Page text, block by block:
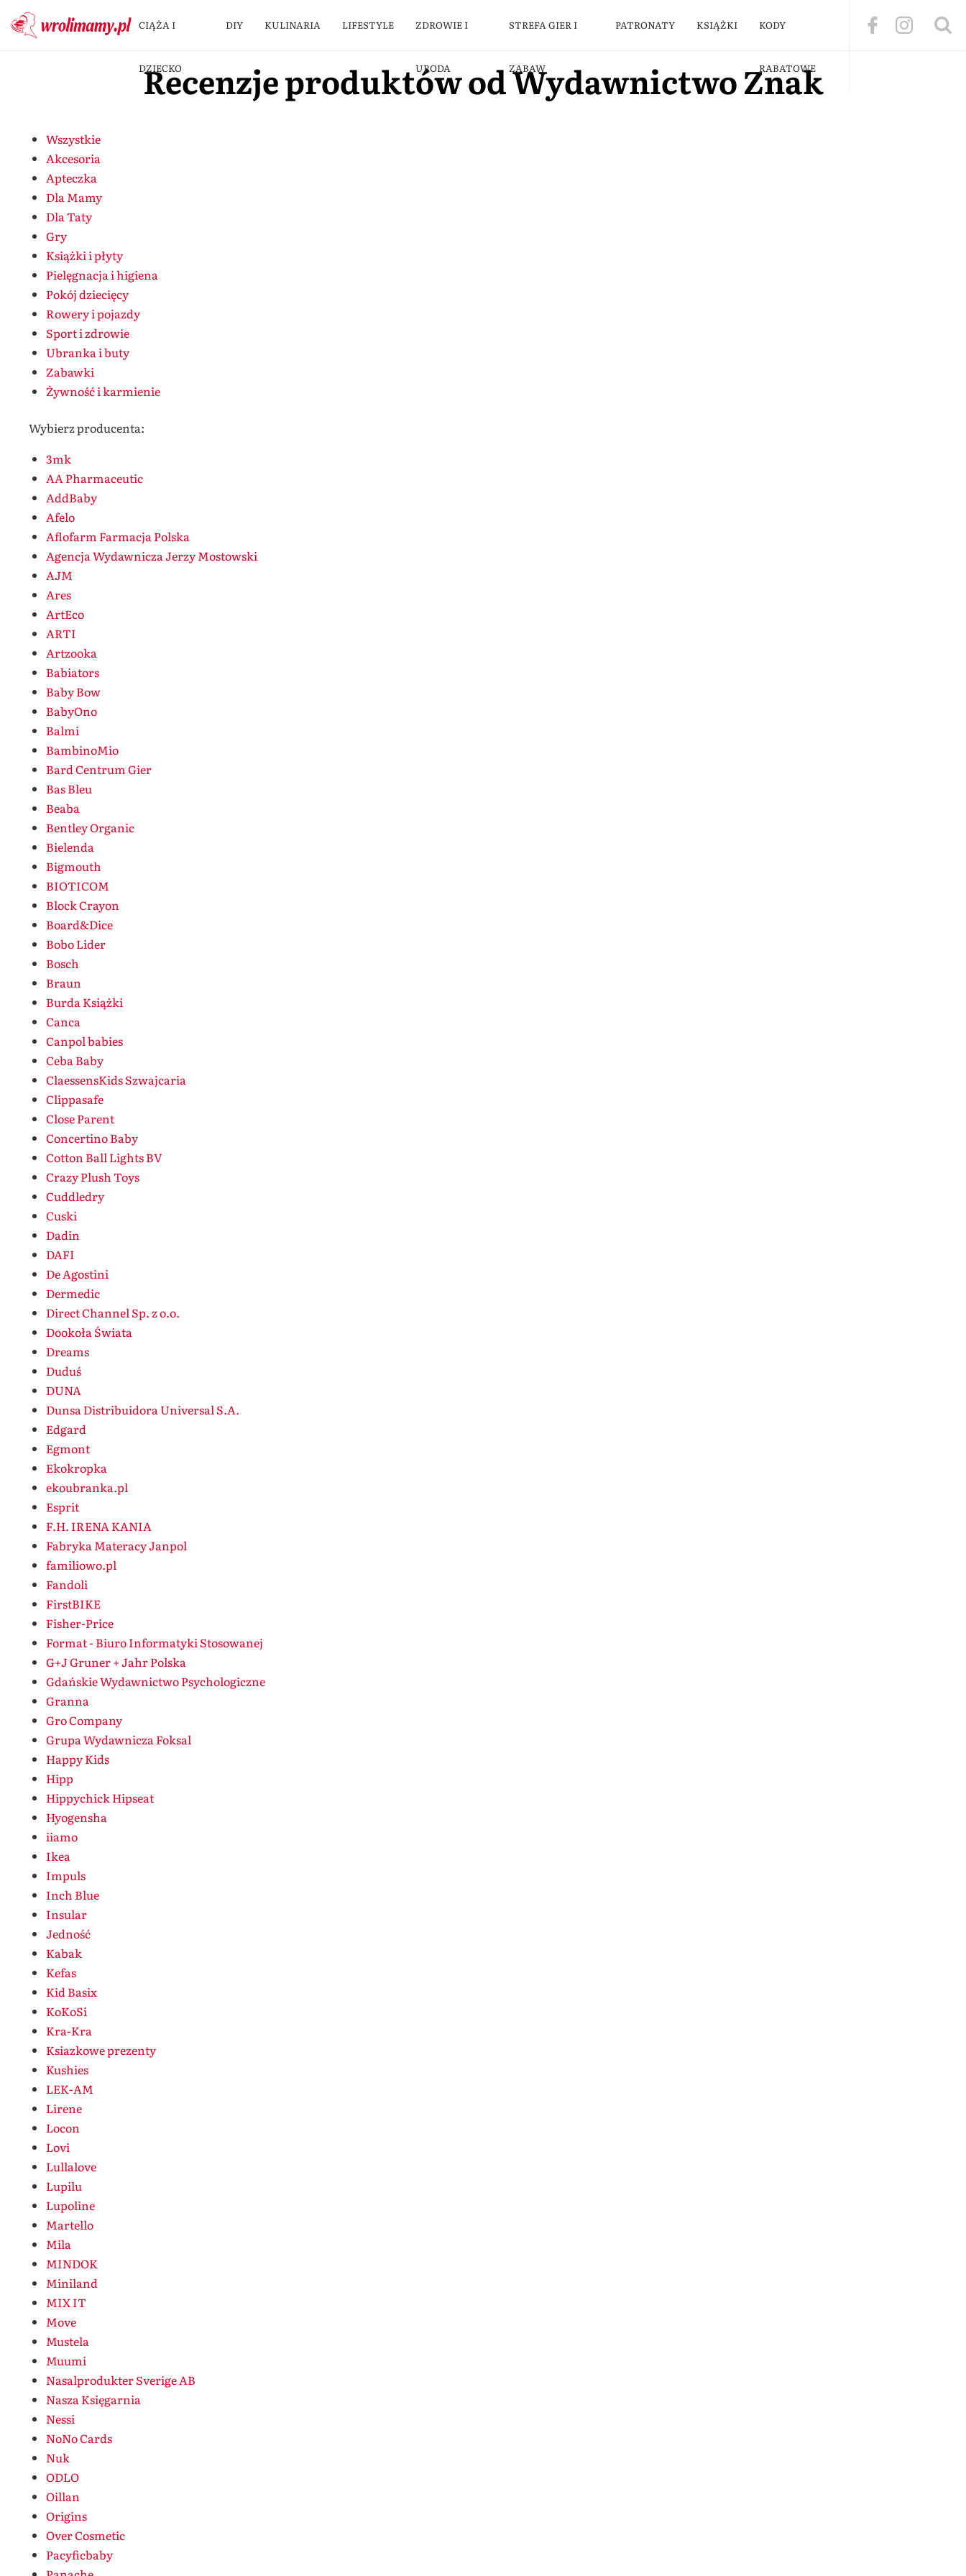
CIĄŻA I
DZIECKO
DIY KULINARIA LIFESTYLE ZDROWIE I
URODA
STREFA GIER I
ZABAW
PATRONATY KSIĄŻKI KODY
RABATOWE
Recenzje produktów od Wydawnictwo Znak
Wszystkie
Akcesoria
Apteczka
Dla Mamy
Dla Taty
Gry
Książki i płyty
Pielęgnacja i higiena
Pokój dziecięcy
Rowery i pojazdy
Sport i zdrowie
Ubranka i buty
Zabawki
Żywność i karmienie
Wybierz producenta:
3mk
AA Pharmaceutic
AddBaby
Afelo
Aflofarm Farmacja Polska
Agencja Wydawnicza Jerzy Mostowski
AJM
Ares
ArtEco
ARTI
Artzooka
Babiators
Baby Bow
BabyOno
Balmi
BambinoMio
Bard Centrum Gier
Bas Bleu
Beaba
Bentley Organic
Bielenda
Bigmouth
BIOTICOM
Block Crayon
Board&Dice
Bobo Lider
Bosch
Braun
Burda Książki
Canca
Canpol babies
Ceba Baby
ClaessensKids Szwajcaria
Clippasafe
Close Parent
Concertino Baby
Cotton Ball Lights BV
Crazy Plush Toys
Cuddledry
Cuski
Dadin
DAFI
De Agostini
Dermedic
Direct Channel Sp. z o.o.
Dookoła Świata
Dreams
Duduś
DUNA
Dunsa Distribuidora Universal S.A.
Edgard
Egmont
Ekokropka
ekoubranka.pl
Esprit
F.H. IRENA KANIA
Fabryka Materacy Janpol
familiowo.pl
Fandoli
FirstBIKE
Fisher-Price
Format - Biuro Informatyki Stosowanej
G+J Gruner + Jahr Polska
Gdańskie Wydawnictwo Psychologiczne
Granna
Gro Company
Grupa Wydawnicza Foksal
Happy Kids
Hipp
Hippychick Hipseat
Hyogensha
iiamo
Ikea
Impuls
Inch Blue
Insular
Jedność
Kabak
Kefas
Kid Basix
KoKoSi
Kra-Kra
Ksiazkowe prezenty
Kushies
LEK-AM
Lirene
Locon
Lovi
Lullalove
Lupilu
Lupoline
Martello
Mila
MINDOK
Miniland
MIX IT
Move
Mustela
Muumi
Nasalprodukter Sverige AB
Nasza Księgarnia
Nessi
NoNo Cards
Nuk
ODLO
Oillan
Origins
Over Cosmetic
Pacyficbaby